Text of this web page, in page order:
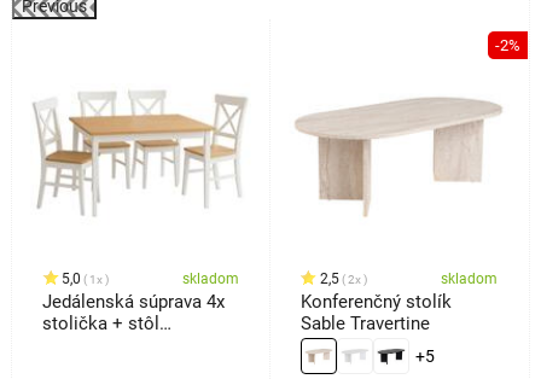
Previous
5,0 1x skladom
Jedálenská súprava 4x
stolička + stôl
-2%
2,5 2x skladom
Konferenčný stolík
Sable Travertine
+5